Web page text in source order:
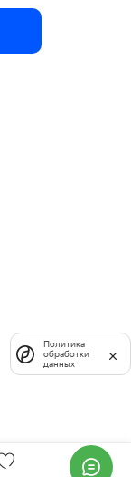
Политика
обработки
данных